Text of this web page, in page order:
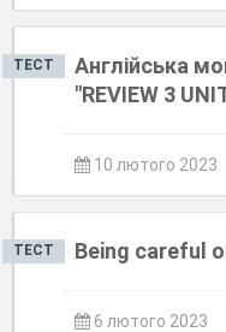
ТЕСТ
Англійська
"REVIEW 3
10 лютого 2023
ТЕСТ Being careful
6 лютого 2023